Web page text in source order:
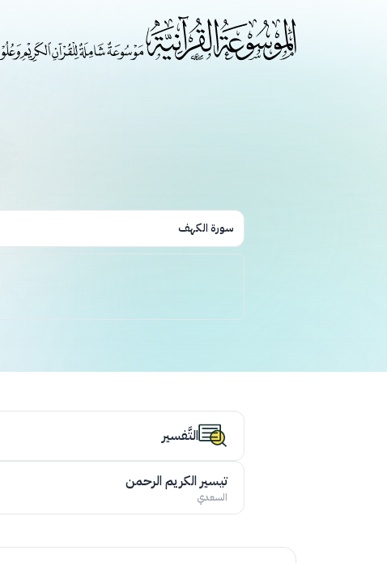
سورة الكهف
التَّفسير
تيسير الكريم الرحمن
السعدي